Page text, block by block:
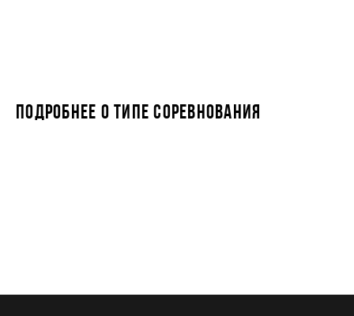
ПОДРОБНЕЕ О ТИПЕ СОРЕВНОВАНИЯ